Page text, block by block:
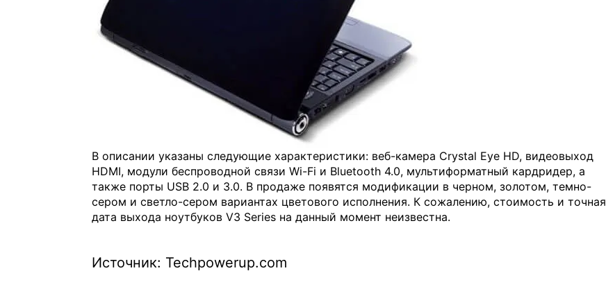
В описании указаны следующие характеристики: веб-камера Crystal Eye HD, видеовыход
HDMI, модули беспроводной связи Wi-Fi и Bluetooth 4.0, мультиформатный кардридер, а
также порты USB 2.0 и 3.0. В продаже появятся модификации в черном, золотом, темно-
сером и светло-сером вариантах цветового исполнения. К сожалению, стоимость и точная
дата выхода ноутбуков V3 Series на данный момент неизвестна.
Источник: Techpowerup.com